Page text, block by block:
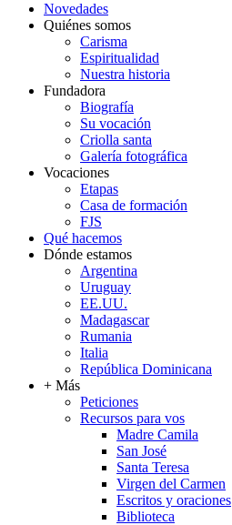
Novedades
Quiénes somos
Carisma
Espiritualidad
Nuestra historia
Fundadora
Biografía
Su vocación
Criolla santa
Galería fotográfica
Vocaciones
Etapas
Casa de formación
FJS
Qué hacemos
Dónde estamos
Argentina
Uruguay
EE.UU.
Madagascar
Rumania
Italia
República Dominicana
+ Más
Peticiones
Recursos para vos
Madre Camila
San José
Santa Teresa
Virgen del Carmen
Escritos y oraciones
Biblioteca